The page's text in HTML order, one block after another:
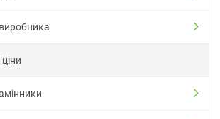
виробника